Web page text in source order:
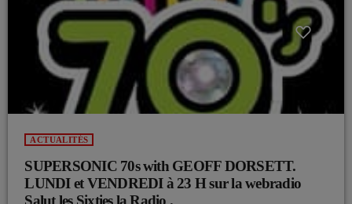
ACTUALITÉS
SUPERSONIC 70s with GEOFF DORSETT.
LUNDI et VENDREDI à 23 H sur la webradio